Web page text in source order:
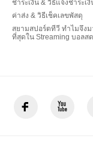
ชำระเงิน & วิธีแจ้งชำระเงิ
ค่าส่ง & วิธีเช็คเลขพัสดุ
สยามสปอร์ตทีวี ทำไมจึงม
ที่สุดใน Streaming บอลสด